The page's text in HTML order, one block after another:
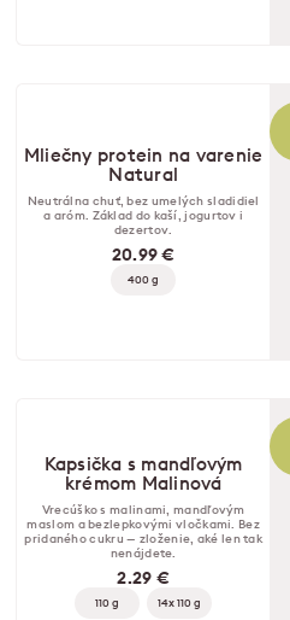
Mliečny protein na varenie
Natural
Neutrálna chuť, bez umelých sladidiel
a aróm. Základ do kaší, jogurtov i
dezertov.
20.99 €
400 g
Kapsička s mandľovým
krémom Malinová
Vrecúško s malinami, mandľovým
maslom a bezlepkovými vločkami. Bez
pridaného cukru — zloženie, aké len tak
nenájdete.
2.29 €
110 g 14x 110 g